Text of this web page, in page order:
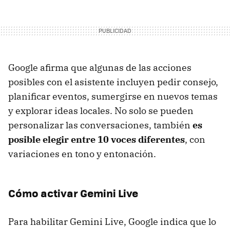
Google afirma que algunas de las acciones
posibles con el asistente incluyen pedir consejo,
planificar eventos, sumergirse en nuevos temas
y explorar ideas locales. No solo se pueden
personalizar las conversaciones, también es
posible elegir entre 10 voces diferentes, con
variaciones en tono y entonación.
Cómo activar Gemini Live
Para habilitar Gemini Live, Google indica que lo